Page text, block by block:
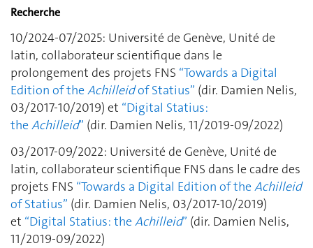
Recherche
10/2024-07/2025: Université de Genève, Unité de
latin, collaborateur scientifique dans le
prolongement des projets FNS “Towards a Digital
Edition of theAchilleidof Statius” (dir. Damien Nelis,
03/2017-10/2019) et “Digital Statius:
theAchilleid” (dir. Damien Nelis, 11/2019-09/2022)
03/2017-09/2022: Université de Genève, Unité de
latin, collaborateur scientifique FNS dans le cadre des
projets FNS “Towards a Digital Edition of theAchilleid
of Statius” (dir. Damien Nelis, 03/2017-10/2019)
et “Digital Statius: theAchilleid” (dir. Damien Nelis,
11/2019-09/2022)